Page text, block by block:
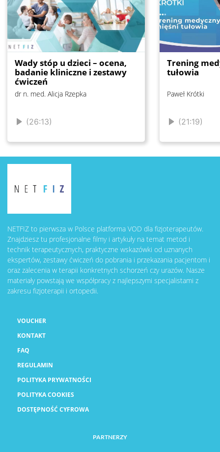
Wady stóp u dzieci – ocena,
badanie kliniczne i zestawy
ćwiczeń
dr n. med. Alicja Rzepka
(26:13)
Trening
tułowia
Paweł Krótki
(21:19)
NETFIZ to pierwsza w Polsce platforma VOD dla fizjoterapeutów.
Znajdziesz tu profesjonalne filmy i artykuły na temat metod i
technik terapeutycznych, praktyczne wskazówki od uznanych
ekspertów, zestawy ćwiczeń do pobrania i przekazania pacjentom i
oraz zalecenia w terapii konkretnych schorzeń czy urazów. Nasze
materiały powstają we współpracy z najlepszymi specjalistami z
zakresu fizjoterapii i ortopedii.
VOUCHER
KONTAKT
FAQ
REGULAMIN
POLITYKA PRYWATNOŚCI
POLITYKA COOKIES
DOSTĘPNOŚĆ CYFROWA
PARTNERZY